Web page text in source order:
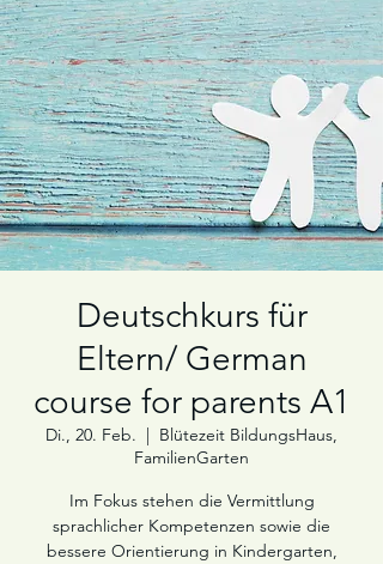
Deutschkurs für
Eltern/ German
course for parents A1
Di., 20. Feb.
  |
Blütezeit BildungsHaus,
FamilienGarten
Im Fokus stehen die Vermittlung
sprachlicher Kompetenzen sowie die
bessere Orientierung in Kindergarten,